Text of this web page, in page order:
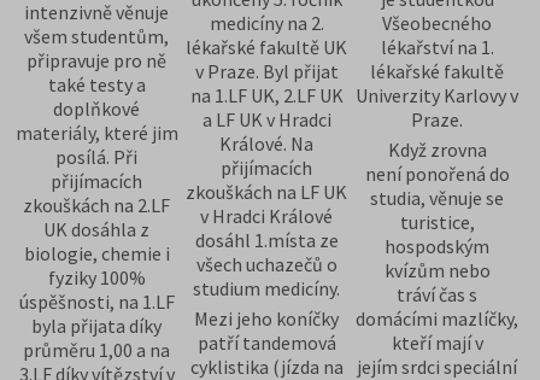
intenzivně věnuje
všem studentům,
připravuje pro ně
také testy a
doplňkové
materiály, které jim
posílá. Při
přijímacích
zkouškách na 2.LF
UK dosáhla z
biologie, chemie i
fyziky 100%
úspěšnosti, na 1.LF
byla přijata díky
průměru 1,00 a na
3.LF díky vítězství v
medicíny na 2.
lékařské fakultě UK
v Praze. Byl přijat
na 1.LF UK, 2.LF UK
a LF UK v Hradci
Králové. Na
přijímacích
zkouškách na LF UK
v Hradci Králové
dosáhl 1.místa ze
všech uchazečů o
studium medicíny.
Mezi jeho koníčky
patří tandemová
cyklistika (jízda na
Všeobecného
lékařství na 1.
lékařské fakultě
Univerzity Karlovy v
Praze.
Když zrovna
není ponořená do
studia, věnuje se
turistice,
hospodským
kvízům nebo
tráví čas s
domácími mazlíčky,
kteří mají v
jejím srdci speciální